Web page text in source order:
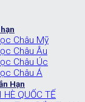
Châu Mỹ
Châu Âu
Châu Úc
Châu Á
Hạn
HÈ QUỐC TẾ